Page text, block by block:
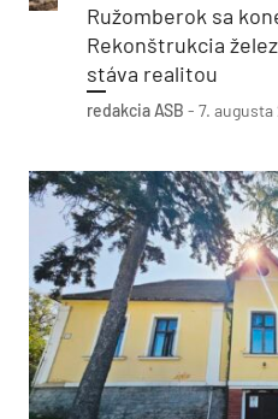
Ružomberok sa
Rekonštrukcia
stáva realitou
redakcia ASB - 7. augusta